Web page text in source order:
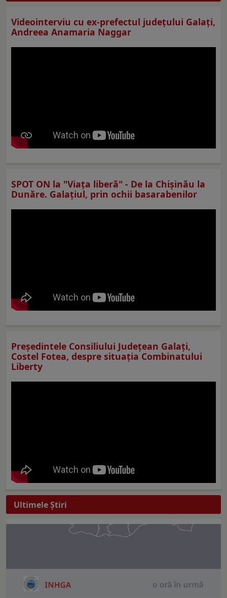
Videointerviu cu ex-prefectul judeţului Galaţi,
Andreea Anamaria Naggar
SPOT ON la "Viaţa liberă" - De la Chișinău la
Dunăre. Galațiul, prin ochii basarabenilor
Preşedintele Consiliului Judeţean Galaţi,
Costel Fotea, despre situaţia Combinatului
Liberty
Ultimele Ştiri